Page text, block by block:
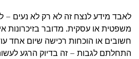
לאבד מידע לנצח זה לא רק לא נעים –
משפטית או עסקית. מדובר בזיכרונות
חשובים או הוכחות רכישה שיום אחד
התחלתם לגבות – זה בדיוק הרגע